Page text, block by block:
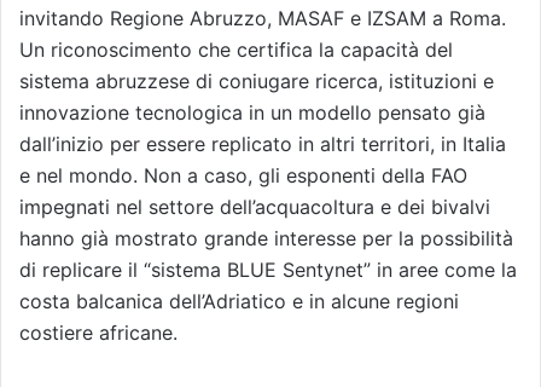
invitando Regione Abruzzo, MASAF e IZSAM a Roma.
Un riconoscimento che certifica la capacità del
sistema abruzzese di coniugare ricerca, istituzioni e
innovazione tecnologica in un modello pensato già
dall’inizio per essere replicato in altri territori, in Italia
e nel mondo. Non a caso, gli esponenti della FAO
impegnati nel settore dell’acquacoltura e dei bivalvi
hanno già mostrato grande interesse per la possibilità
di replicare il “sistema BLUE Sentynet” in aree come la
costa balcanica dell’Adriatico e in alcune regioni
costiere africane.